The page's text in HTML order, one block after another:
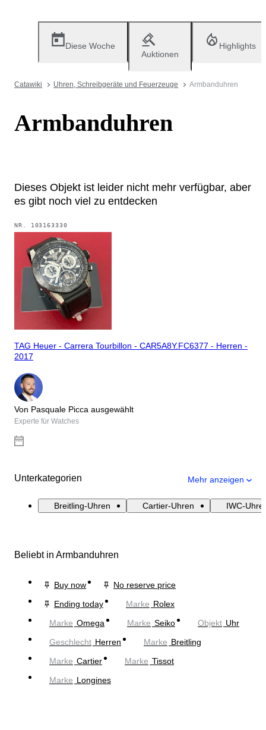
Diese Woche
Auktionen
Highlights
Catawiki Uhren, Schreibgeräte und Feuerzeuge Armbanduhren
Armbanduhren
Dieses Objekt ist leider nicht mehr verfügbar, aber
es gibt noch viel zu entdecken
NR. 103163330
TAG Heuer - Carrera Tourbillon - CAR5A8Y.FC6377 - Herren -
2017
Von Pasquale Picca ausgewählt
Experte für Watches
Unterkategorien Mehr anzeigen
Breitling-Uhren Cartier-Uhren IWC-
Beliebt in Armbanduhren
Buy now
No reserve price
Ending today
Marke Rolex
Marke Omega Marke Seiko Objekt Uhr
Geschlecht Herren Marke Breitling
Marke Cartier Marke Tissot
Marke Longines